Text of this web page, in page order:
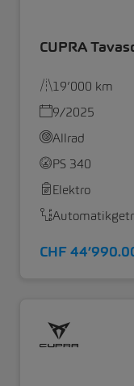
CUPRA
19’000 km
9/2025
Allrad
PS 340
Elektro
CHF